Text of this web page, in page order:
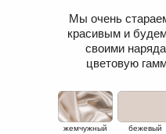
Мы очень
красивым и
своими
цветовую
жемчужный бежевый